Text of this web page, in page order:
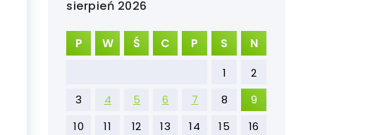
sierpień 2026
P W Ś C P S N
1
2
3
4 5 6 7 8
9
10
11 12 13 14 15
16